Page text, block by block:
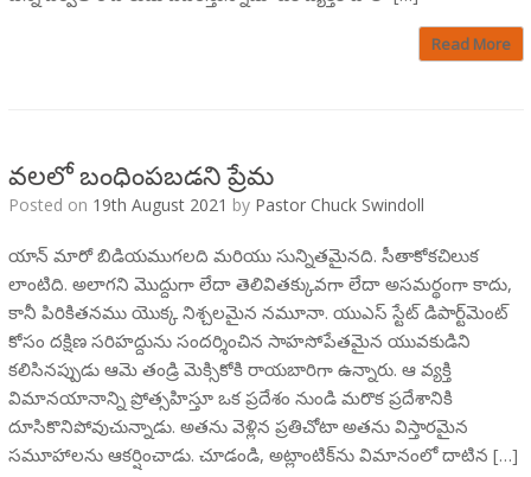
Read More
వలలో బంధింపబడని ప్రేమ
Posted on 19th August 2021 by Pastor Chuck Swindoll
యాన్ మారో బిడియముగలది మరియు సున్నితమైనది. సీతాకోకచిలుక
లాంటిది. అలాగని మొద్దుగా లేదా తెలివితక్కువగా లేదా అసమర్థంగా కాదు,
కానీ పిరికితనము యొక్క నిశ్చలమైన నమూనా. యుఎస్ స్టేట్ డిపార్ట్‌మెంట్
కోసం దక్షిణ సరిహద్దును సందర్శించిన సాహసోపేతమైన యువకుడిని
కలిసినప్పుడు ఆమె తండ్రి మెక్సికోకి రాయబారిగా ఉన్నారు. ఆ వ్యక్తి
విమానయానాన్ని ప్రోత్సహిస్తూ ఒక ప్రదేశం నుండి మరొక ప్రదేశానికి
దూసికొనిపోవుచున్నాడు. అతను వెళ్లిన ప్రతిచోటా అతను విస్తారమైన
సమూహాలను ఆకర్షించాడు. చూడండి, అట్లాంటిక్‌ను విమానంలో దాటిన […]